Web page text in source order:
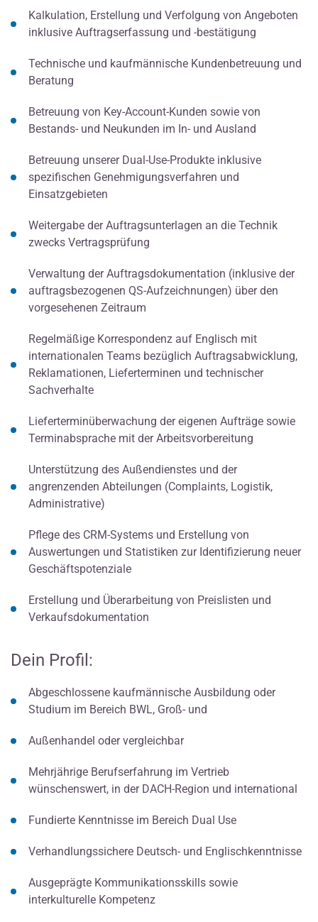
Kalkulation, Erstellung und Verfolgung von Angeboten
inklusive Auftragserfassung und -bestätigung
Technische und kaufmännische Kundenbetreuung und
Beratung
Betreuung von Key-Account-Kunden sowie von
Bestands- und Neukunden im In- und Ausland
Betreuung unserer Dual-Use-Produkte inklusive
spezifischen Genehmigungsverfahren und
Einsatzgebieten
Weitergabe der Auftragsunterlagen an die Technik
zwecks Vertragsprüfung
Verwaltung der Auftragsdokumentation (inklusive der
auftragsbezogenen QS-Aufzeichnungen) über den
vorgesehenen Zeitraum
Regelmäßige Korrespondenz auf Englisch mit
internationalen Teams bezüglich Auftragsabwicklung,
Reklamationen, Lieferterminen und technischer
Sachverhalte
Lieferterminüberwachung der eigenen Aufträge sowie
Terminabsprache mit der Arbeitsvorbereitung
Unterstützung des Außendienstes und der
angrenzenden Abteilungen (Complaints, Logistik,
Administrative)
Pflege des CRM-Systems und Erstellung von
Auswertungen und Statistiken zur Identifizierung neuer
Geschäftspotenziale
Erstellung und Überarbeitung von Preislisten und
Verkaufsdokumentation
Dein Profil:
Abgeschlossene kaufmännische Ausbildung oder
Studium im Bereich BWL, Groß- und
Außenhandel oder vergleichbar
Mehrjährige Berufserfahrung im Vertrieb
wünschenswert, in der DACH-Region und international
Fundierte Kenntnisse im Bereich Dual Use
Verhandlungssichere Deutsch- und Englischkenntnisse
Ausgeprägte Kommunikationsskills sowie
interkulturelle Kompetenz